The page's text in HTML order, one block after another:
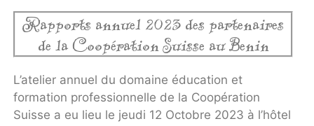
Rapports annuel 2023 des partenaires
de la Coopération Suisse au Benin
L’atelier annuel du domaine éducation et
formation professionnelle de la Coopération
Suisse a eu lieu le jeudi 12 Octobre 2023 à l’hôtel